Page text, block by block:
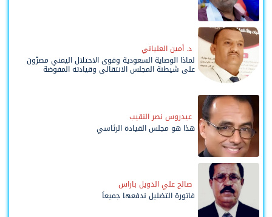
د. أمين العلياني
لماذا الوصاية السعودية وقوى الاحتلال اليمني مصرّون
على شيطنة المجلس الانتقالي وقيادته المفوضة
عيدروس نصر النقيب
هذا هو مجلس القيادة الرئاسي
صالح علي الدويل باراس
فاتورة التضليل ندفعها جميعاً